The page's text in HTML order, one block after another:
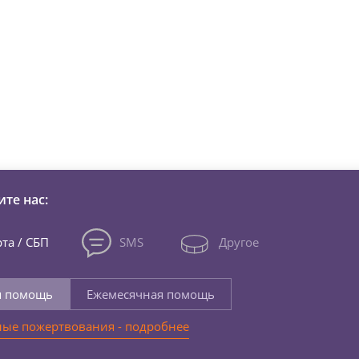
нас:
/ СБП SMS Другое
помощь
Ежемесячная помощь
пожертвования - подробнее